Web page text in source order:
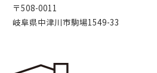
〒508-0011
岐阜県中津川市駒場1549-33